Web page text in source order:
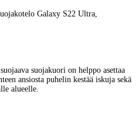
Galaxy S22 Ultra,
suojakuori on helppo asettaa
ansiosta puhelin kestää iskuja sekä
alueelle.